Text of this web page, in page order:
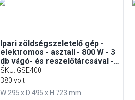
Ipari zöldségszeletelő gép -
elektromos - asztali - 800 W - 3
db vágó- és reszelőtárcsával -
Állítható vágásvastagság: 2–8
mm
SKU: GSE400
380 volt
W 295 x D 495 x H 723 mm